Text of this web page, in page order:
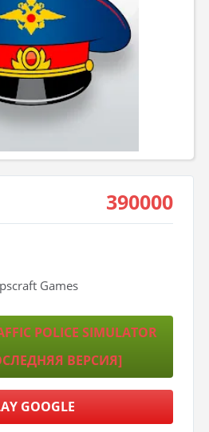
390000
Games
POLICE SIMULATOR
ВЕРСИЯ]
GOOGLE